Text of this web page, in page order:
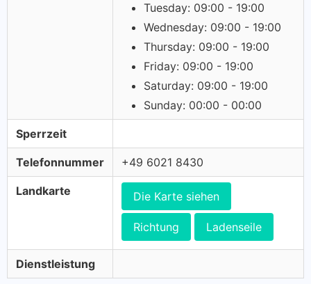
Tuesday: 09:00 - 19:00
Wednesday: 09:00 - 19:00
Thursday: 09:00 - 19:00
Friday: 09:00 - 19:00
Saturday: 09:00 - 19:00
Sunday: 00:00 - 00:00
Sperrzeit
Telefonnummer +49 6021 8430
Landkarte Die Karte siehen
Richtung Ladenseile
Dienstleistung